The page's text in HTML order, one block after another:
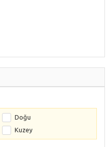
Doğu
Kuzey